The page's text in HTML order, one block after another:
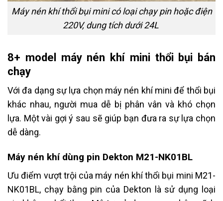
Máy nén khí thổi bụi mini có loại chạy pin hoặc điện
220V, dung tích dưới 24L
8+ model máy nén khí mini thổi bụi bán
chạy
Với đa dạng sự lựa chọn máy nén khí mini để thổi bụi
khác nhau, người mua dễ bị phân vân và khó chọn
lựa. Một vài gợi ý sau sẽ giúp bạn đưa ra sự lựa chọn
dễ dàng.
Máy nén khí dùng pin Dekton M21-NK01BL
Ưu điểm vượt trội của máy nén khí thổi bụi mini M21-
NK01BL, chạy bằng pin của Dekton là sử dụng loại